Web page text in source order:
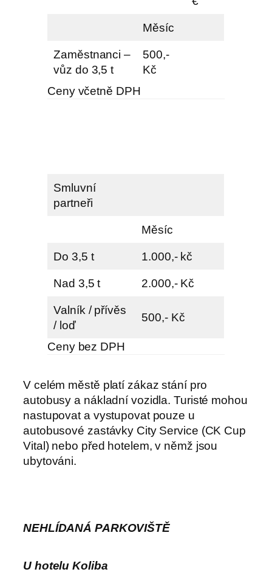
Měsíc
Zaměstnanci –
vůz do 3,5 t
500,-
Kč
Ceny včetně DPH
Smluvní
partneři
Měsíc
Do 3,5 t 1.000,- kč
Nad 3,5 t 2.000,- Kč
Valník / přívěs
/ loď
500,- Kč
Ceny bez DPH
V celém městě platí zákaz stání pro
autobusy a nákladní vozidla. Turisté mohou
nastupovat a vystupovat pouze u
autobusové zastávky City Service (CK Cup
Vital) nebo před hotelem, v němž jsou
ubytováni.
NEHLÍDANÁ PARKOVIŠTĚ
U hotelu Koliba